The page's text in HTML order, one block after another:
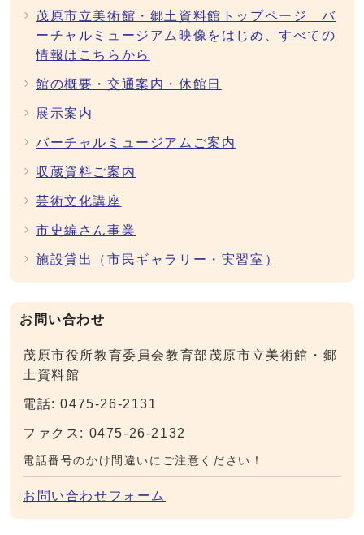
茂原市立美術館・郷土資料館トップページ バ
ーチャルミュージアム映像をはじめ、すべての
情報はこちらから
館の概要・交通案内・休館日
展示案内
バーチャルミュージアムご案内
収蔵資料ご案内
芸術文化講座
市史編さん事業
施設貸出（市民ギャラリー・実習室）
お問い合わせ
茂原市役所教育委員会教育部茂原市立美術館・郷
土資料館
電話: 0475-26-2131
ファクス: 0475-26-2132
電話番号のかけ間違いにご注意ください！
お問い合わせフォーム